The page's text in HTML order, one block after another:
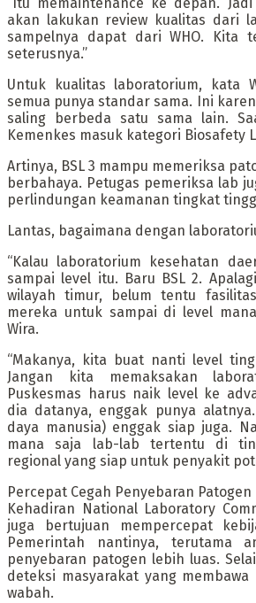
akan lakukan review kualitas dari
sampelnya dapat dari WHO. Kita
seterusnya.”
Untuk kualitas laboratorium, kata
semua punya standar sama. Ini
saling berbeda satu sama lain.
Kemenkes masuk kategori Biosafety
Artinya, BSL 3 mampu memeriksa
berbahaya. Petugas pemeriksa lab
perlindungan keamanan tingkat
Lantas, bagaimana dengan
“Kalau laboratorium kesehatan
sampai level itu. Baru BSL 2.
wilayah timur, belum tentu
mereka untuk sampai di level
Wira.
“Makanya, kita buat nanti level
Jangan kita memaksakan
Puskesmas harus naik level ke
dia datanya, enggak punya
daya manusia) enggak siap juga.
mana saja lab-lab tertentu di
regional yang siap untuk penyakit
Percepat Cegah Penyebaran Patogen
Kehadiran National Laboratory
juga bertujuan mempercepat
Pemerintah nantinya, terutama
penyebaran patogen lebih luas.
deteksi masyarakat yang
wabah.